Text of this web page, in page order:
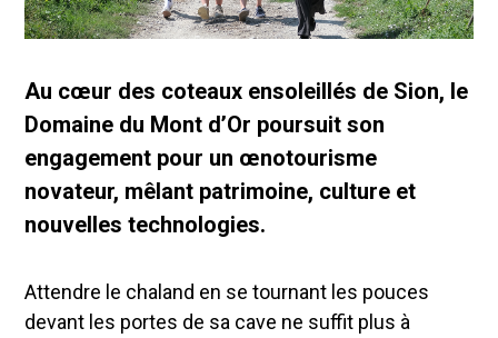
Au cœur des coteaux ensoleillés de Sion, le
Domaine du Mont d’Or poursuit son
engagement pour un œnotourisme
novateur, mêlant patrimoine, culture et
nouvelles technologies.
Attendre le chaland en se tournant les pouces
devant les portes de sa cave ne suffit plus à